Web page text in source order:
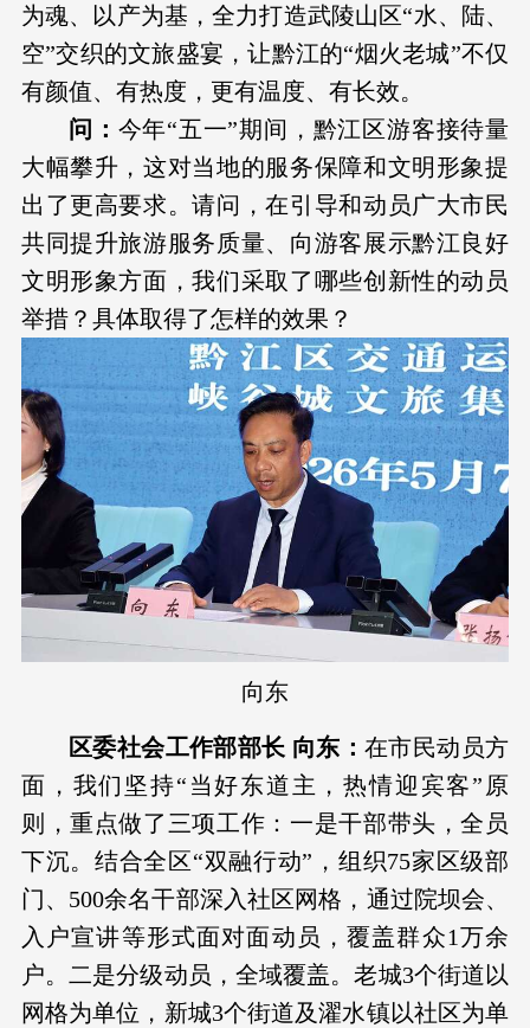
为魂、以产为基，全力打造武陵山区“水、陆、
空”交织的文旅盛宴，让黔江的“烟火老城”不仅
有颜值、有热度，更有温度、有长效。
问： 今年“五一”期间，黔江区游客接待量
大幅攀升，这对当地的服务保障和文明形象提
出了更高要求。请问，在引导和动员广大市民
共同提升旅游服务质量、向游客展示黔江良好
文明形象方面，我们采取了哪些创新性的动员
举措？具体取得了怎样的效果？
向东
区委社会工作部部长 向东：在市民动员方
面，我们坚持“当好东道主，热情迎宾客”原
则，重点做了三项工作：一是干部带头，全员
下沉。结合全区“双融行动”，组织75家区级部
门、500余名干部深入社区网格，通过院坝会、
入户宣讲等形式面对面动员，覆盖群众1万余
户。二是分级动员，全域覆盖。老城3个街道以
网格为单位，新城3个街道及濯水镇以社区为单